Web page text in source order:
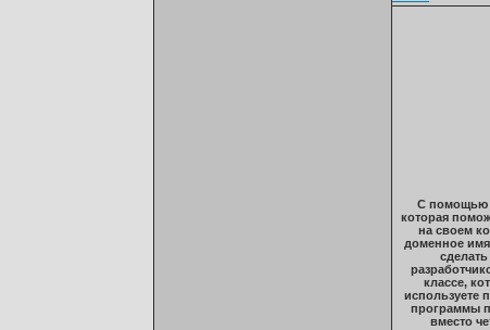
С помощью
которая
на своем
доменное
классе,
используете
программы
вместо